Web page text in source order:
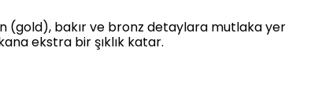
(gold), bakır ve bronz detaylara mutlaka yer
ekstra bir şıklık katar.